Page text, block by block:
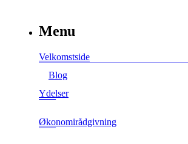
Menu
Velkomstside
Blog
Ydelser
Økonomirådgivning